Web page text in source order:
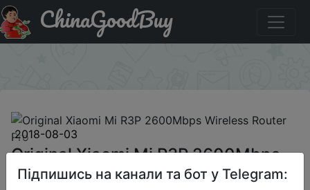
Придбати по акціи Original Xiaomi Mi R3P 2600Mbps
Wireless Router Pro
ChinaGoodBuy
2018-08-03
Original Xiaomi Mi R3P 2600Mbps
Wireless Router Pro
Підпишись на канали та бот у Telegram: